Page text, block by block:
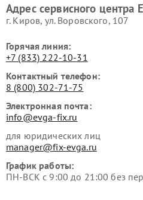
Адрес сервисного центра
г. Киров, ул. Воровского, 107
Горячая линия:
+7 (833) 222-10-31
Контактный телефон:
8 (800) 302-71-75
Электронная почта:
info@evga-fix.ru
для юридических лиц
manager@fix-evga.ru
График работы:
ПН-ВСК с 9:00 до 21:00 без